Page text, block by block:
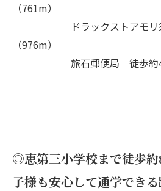
（761m）
ドラックストアモリ須
（976m）
旅石郵便局 徒歩約4分
◎恵第三小学校まで徒歩約
子様も安心して通学でき